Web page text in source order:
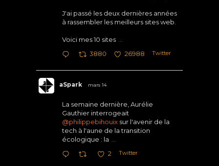
J'ai passé les deux dernières années
à rassembler les meilleurs sites web.
Voici mes 10 sites
3880 26988 Twitter
aSpark mars 14
La semaine dernière, Aurélie
Gauthier interrogeait
@philippebihouix sur l'avenir de la
tech à l'aune de la transition
écologique : la
2 Twitter